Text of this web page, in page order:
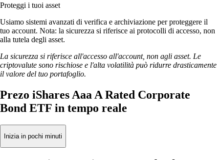
Proteggi i tuoi asset
Usiamo sistemi avanzati di verifica e archiviazione per proteggere il
tuo account. Nota: la sicurezza si riferisce ai protocolli di accesso, non
alla tutela degli asset.
La sicurezza si riferisce all'accesso all'account, non agli asset. Le
criptovalute sono rischiose e l'alta volatilità può ridurre drasticamente
il valore del tuo portafoglio.
Prezo iShares Aaa A Rated Corporate
Bond ETF in tempo reale
Inizia in pochi minuti